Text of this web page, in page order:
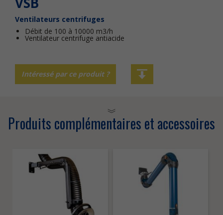
Ventilateurs centrifuges
Débit de 100 à 10000 m3/h
Ventilateur centrifuge antiacide
Intéressé par ce produit ?
Produits complémentaires et accessoires